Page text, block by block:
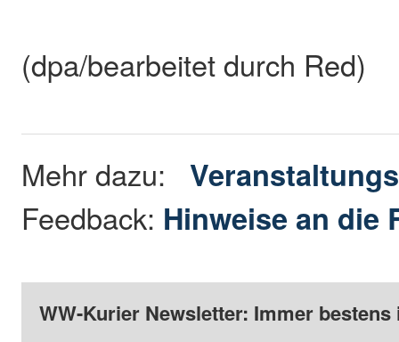
(dpa/bearbeitet durch Red)
Mehr dazu:
Feedback: Hinweise an die
WW-Kurier Newsletter: Immer